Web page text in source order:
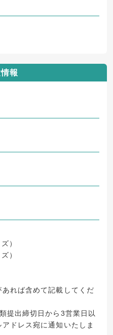
報
）
）
れば含めて記載してくだ
提出締切日から3営業日以
ドレス宛に通知いたしま